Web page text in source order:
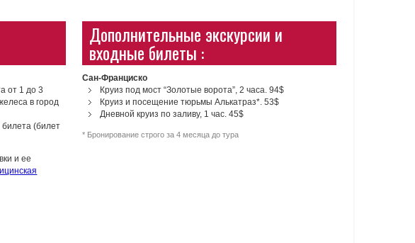
от 1 до 3
в город
(билет
и ее
Дополнительные экскурсии и
входные билеты :
Сан-Франциско
Круиз под мост “Золотые ворота”, 2 часа. 94$
Круиз и посещение тюрьмы Алькатраз*. 53$
Дневной круиз по заливу, 1 час. 45$
* Бронирование строго за 4 месяца до тура